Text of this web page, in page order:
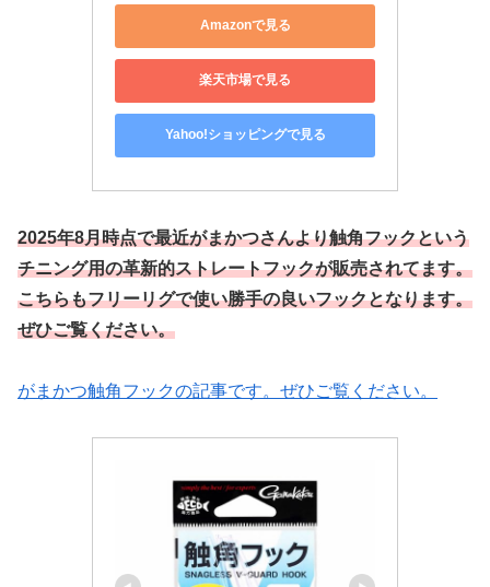
Amazonで見る
楽天市場で見る
Yahoo!ショッピングで見る
2025年8月時点で最近がまかつさんより触角フックという
チニング用の革新的ストレートフックが販売されてます。
こちらもフリーリグで使い勝手の良いフックとなります。
ぜひご覧ください。
がまかつ触角フックの記事です。ぜひご覧ください。